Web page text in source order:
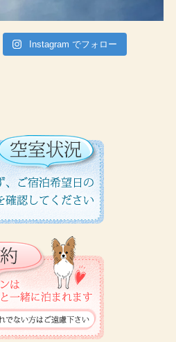
Instagram でフォロー